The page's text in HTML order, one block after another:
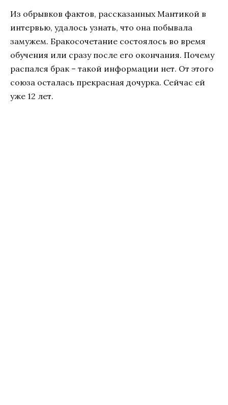
Из обрывков фактов, рассказанных Мантикой в
интервью, удалось узнать, что она побывала
замужем. Бракосочетание состоялось во время
обучения или сразу после его окончания. Почему
распался брак – такой информации нет. От этого
союза осталась прекрасная дочурка. Сейчас ей
уже 12 лет.